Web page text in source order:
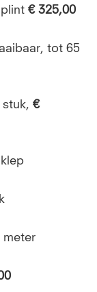
€ 325,00
tot 65
stuk, €
meter